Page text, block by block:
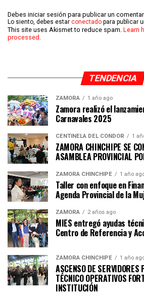
Debes iniciar sesión para publicar un
Lo siento, debes estar conectado para publicar
This site uses Akismet to reduce spam. Learn
processed.
TENDENCIA
ZAMORA 1 año ago
Zamora realizó el
Carnavales 2025
CENTINELA DEL CÓNDOR 1
ZAMORA CHINCHIPE SE
ASAMBLEA PROVINCIAL
ZAMORA CHINCHIPE 1 año
Taller con enfoque en
Agenda Provincial de la
ZAMORA 2 años ago
MIES entregó ayudas
Centro de Referencia y
ZAMORA CHINCHIPE 1 año
ASCENSO DE SERVIDORES
TÉCNICO OPERATIVOS